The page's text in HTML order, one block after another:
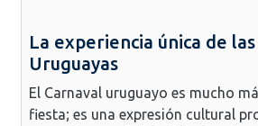
La experiencia única de
Uruguayas
El Carnaval uruguayo es mucho
fiesta; es una expresión cultural